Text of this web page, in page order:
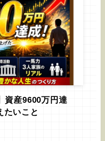
資産9600万円達
たいこと